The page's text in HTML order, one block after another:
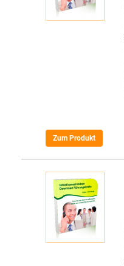
Zum Produkt